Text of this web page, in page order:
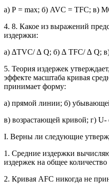
а) Р = max; б) AVC = TFC; в)
4. 8. Какое из выражений
издержки:
а) ∆TVC/ ∆ Q; б) ∆ TFC/ ∆ Q;
5. Теория издержек
эффекте масштаба кривая
принимает форму:
а) прямой линии; б)
в) возрастающей кривой; г) U-
I. Верны ли следующие
1. Средние издержки
издержек на общее
2. Кривая AFC никогда не